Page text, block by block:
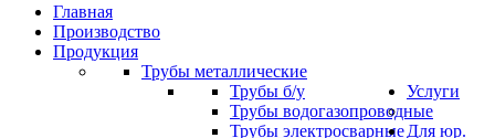
Главная
Производство
Продукция
Трубы металлические
Трубы б/у
Трубы водогазопроводные
Трубы электросварные
Услуги
Для юр.